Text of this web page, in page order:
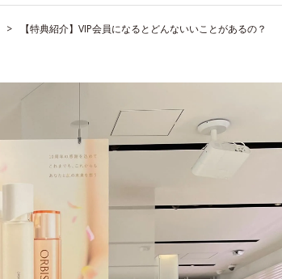
【特典紹介】VIP会員になるとどんないいことがあるの？